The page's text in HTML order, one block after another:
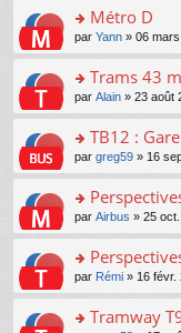
nt
s
ré
c
e
nt
le
pl
u
s
ré
c
e
nt
n
n
le
pl
u
s
ré
c
e
nt
a
g
e
n
n
le
pl
u
s
ré
c
e
nt
m
e
s
a
g
e
n
n
le
pl
u
s
ré
c
e
nt
s
ult
er
le
m
e
s
a
g
e
n
n
le
pl
u
s
ré
o
n
s
ult
er
le
m
e
s
a
g
e
n
n
le
Métro D
par Yann » 06
o
n
s
ult
er
le
m
e
s
a
g
e
n
Trams 43
par Alain » 23 août
o
n
s
ult
er
le
m
e
s
a
TB12 :
par greg59 » 16
o
n
s
ult
er
le
m
par Airbus » 25
o
n
s
ult
par Rémi » 16 févr.
Tramway